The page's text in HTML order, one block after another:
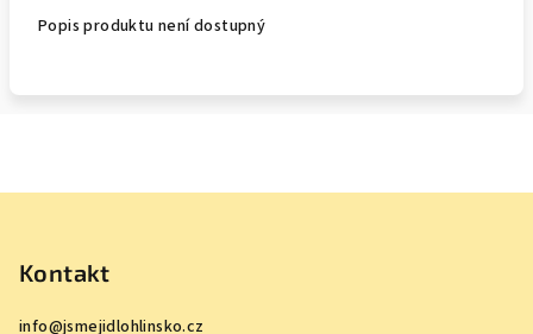
Popis produktu není dostupný
Kontakt
info@jsmejidlohlinsko.cz